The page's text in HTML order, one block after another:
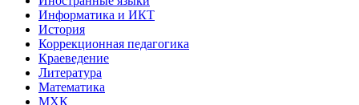
Информатика и ИКТ
История
Коррекционная педагогика
Краеведение
Литература
Математика
МХК